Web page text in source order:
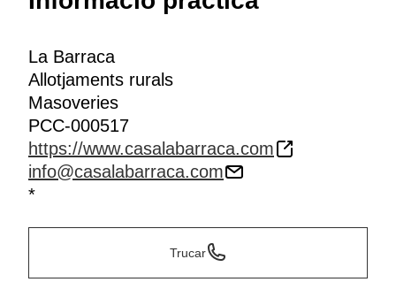
La Barraca
Allotjaments rurals
Masoveries
PCC-000517
https://www.casalabarraca.com
info@casalabarraca.com
*
Trucar